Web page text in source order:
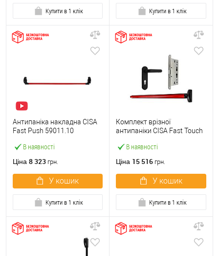
Купити в 1 клік Купити в 1 клік
В наявності
Антипаніка накладна CISA
Fast Push 59011.10
штангою 1200 мм червона
Ціна 8 323 грн.
У кошик
Купити в 1 клік
В наявності
Комплект врізної
антипаніки CISA Fast Touch
із замком та ручкою
Ціна 15 516 грн.
У кошик
Купити в 1 клік